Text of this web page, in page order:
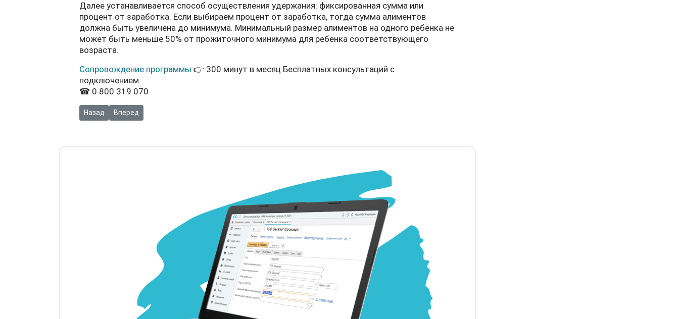
Далее устанавливается способ осуществления удержания: фиксированная сумма или
процент от заработка. Если выбираем процент от заработка, тогда сумма алиментов
должна быть увеличена до минимума. Минимальный размер алиментов на одного ребенка не
может быть меньше 50% от прожиточного минимума для ребенка соответствующего
возраста.
Сопровождение программы 👉 300 минут в месяц Бесплатных консультаций с
подключением
☎ 0 800 319 070
Предыдущий: Видео: Прекращение оплаты мобилизованным по среднему заработку в “BAS АГРО. Бухгалтерія”
Назад Следующий: Видео: Анализ материалов, списанных на производство, в “BAS АГРО. Бухгалтерія”
Вперед